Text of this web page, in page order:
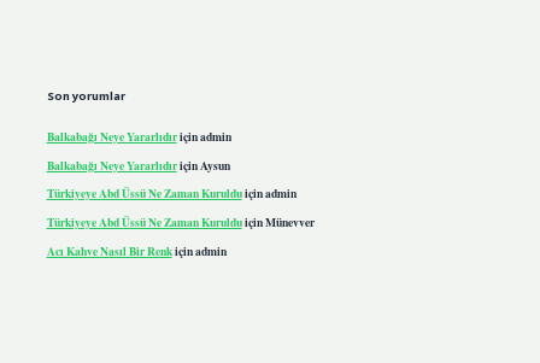
Son yorumlar
Balkabağı Neye Yararlıdıriçinadmin
Balkabağı Neye Yararlıdıriçin Aysun
Türkiyeye Abd Üssü Ne Zaman Kurulduiçinadmin
Türkiyeye Abd Üssü Ne Zaman KurulduiçinMünevver
Acı Kahve Nasıl Bir Renkiçinadmin